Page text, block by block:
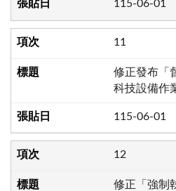
115-06-01
11
修正發布「
科技設備作
115-06-01
12
修正「強制